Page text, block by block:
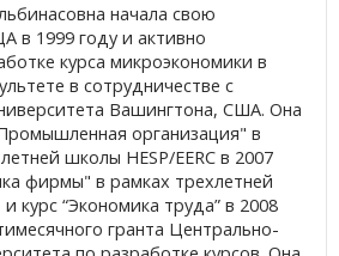
начала свою
в 1999 году и активно
курса микроэкономики в
в сотрудничестве с
Вашингтона, США. Она
организация" в
школы HESP/EERC в 2007
фирмы" в рамках трехлетней
курс “Экономика труда” в 2008
гранта Центрально-